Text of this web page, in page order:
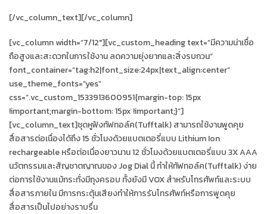
[/vc_column_text][/vc_column]
[vc_column width=”7/12″][vc_custom_heading text=”มีความน่าเชื่อ
ถือสูงและสะดวกในการใช้งาน ลดความยุ่งยากและสิ่งรบกวน”
font_container=”tag:h2|font_size:24px|text_align:center”
use_theme_fonts=”yes”
css=”.vc_custom_1533913600951{margin-top: 15px
!important;margin-bottom: 15px !important;}”]
[vc_column_text]ชุดหูฟังทัฟทอล์ค(Tufftalk) สามารถใช้งานพูดคุย
สื่อสารต่อเนื่องได้ถึง 15 ชั่วโมงด้วยแบตเตอรี่แบบ Lithium Ion
rechargeable หรือต่อเนื่องยาวนาน 12 ชั่วโมงด้วยแบตเตอรี่แบบ 3X AAA
นวัตกรรมและสัญชาตญาณของ Jog Dial นี้ ทำให้ทัฟทอล์ค(Tufftalk) ง่าย
ต่อการใช้งานแม้กระทั่งมีถุงครอบ ทั้งยังมี VOX สำหรับโทรศัพท์และระบบ
สื่อสารภายใน มีการกระตุ้นเสียงทำให้การรับโทรศัพท์หรือการพูดคุย
สื่อสารเป็นไปอย่างราบรื่น